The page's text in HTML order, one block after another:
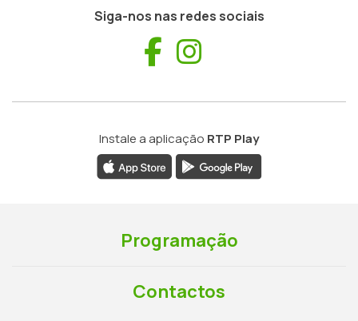
Siga-nos nas redes sociais
Facebook
Instale a aplicação RTP Play
Programação
Contactos